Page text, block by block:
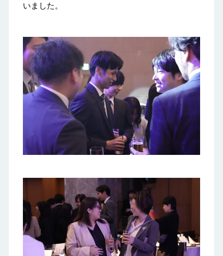
いました。